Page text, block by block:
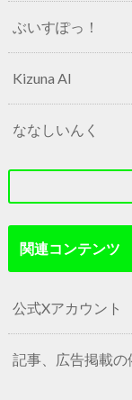
ぶいすぽっ！
Kizuna AI
ななしいんく
関連コンテンツ
公式Xアカウント
記事、広告掲載の